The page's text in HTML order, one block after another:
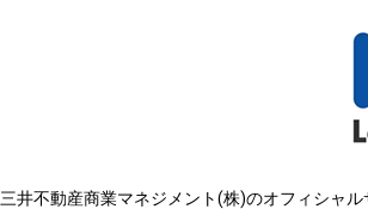
三井不動産商業マネジメント(株)のオフィシャ